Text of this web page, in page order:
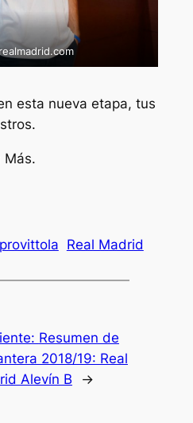
esta nueva etapa, tus
Más.
Real Madrid
Resumen de
2018/19: Real
Alevín B
→